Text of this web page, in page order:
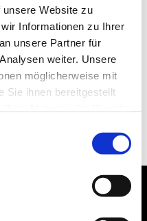
Website zu
Informationen zu Ihrer
unsere Partner für
weiter. Unsere
möglicherweise mit
Sie ihnen bereitgestellt